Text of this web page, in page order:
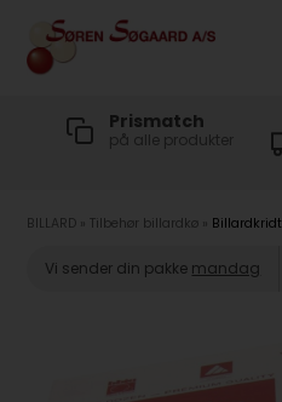
Prismatch
på alle produkter
BILLARD Tilbehør billardkø Billardkridt
Vi sender din pakke mandag